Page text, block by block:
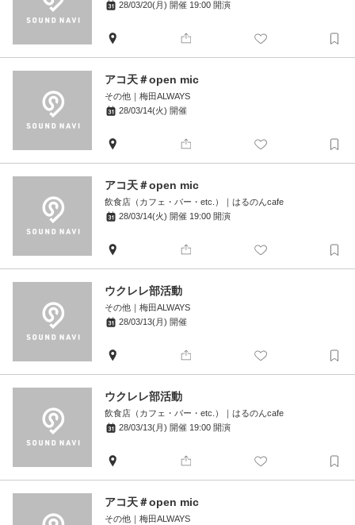
28/03/20(月) 開催 19:00 開演
アコ天＃open mic
その他 ｜ 梅田ALWAYS
28/03/14(火) 開催
アコ天＃open mic
飲食店（カフェ・バー・etc.） ｜ はるのんcafe
28/03/14(火) 開催 19:00 開演
ウクレレ部活動
その他 ｜ 梅田ALWAYS
28/03/13(月) 開催
ウクレレ部活動
飲食店（カフェ・バー・etc.） ｜ はるのんcafe
28/03/13(月) 開催 19:00 開演
アコ天＃open mic
その他 ｜ 梅田ALWAYS